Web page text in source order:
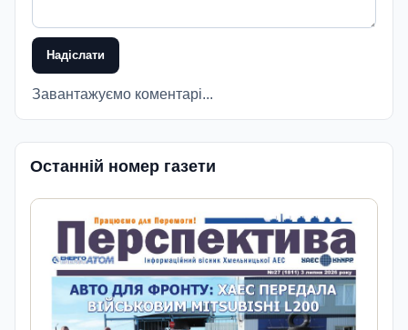
Надіслати
Завантажуємо коментарі...
Останній номер газети